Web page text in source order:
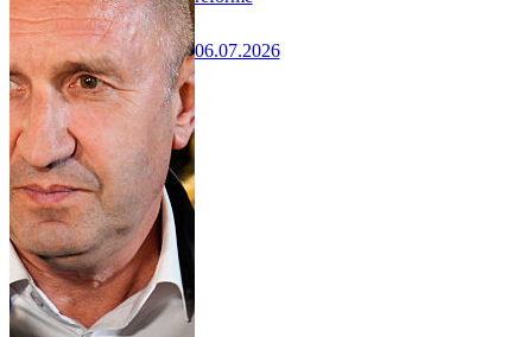
06.07.2026